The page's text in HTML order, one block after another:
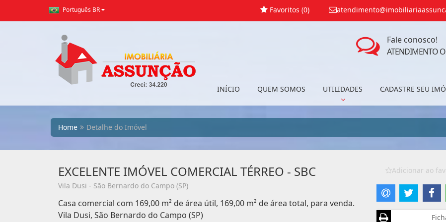
Português BR Favoritos (0)
INÍCIO QUEM SOMOS UTILIDADES CADASTRE SEU
Fale conosco!
ATENDIMENTO
Home Detalhe do Imóvel
EXCELENTE IMÓVEL COMERCIAL TÉRREO - SBC
Vila Dusi - São Bernardo do Campo (SP)
Casa comercial com 169,00 m² de área útil, 169,00 m² de área total, para venda.
Vila Dusi, São Bernardo do Campo (SP)
Adicionar ao